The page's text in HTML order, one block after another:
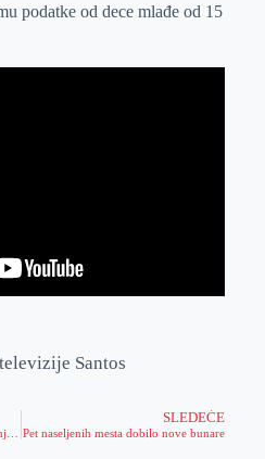
podatke od dece mlađe od 15
Santos
SLEDEĆE
Pet naseljenih mesta dobilo nove bunare